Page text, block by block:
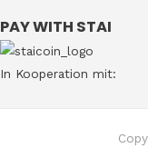
PAY WITH STAI
In Kooperation mit: